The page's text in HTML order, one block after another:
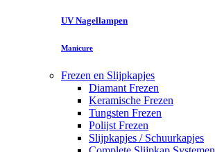
UV Nagellampen
Manicure
Frezen en Slijpkapjes
Diamant Frezen
Keramische Frezen
Tungsten Frezen
Polijst Frezen
Slijpkapjes / Schuurkapjes